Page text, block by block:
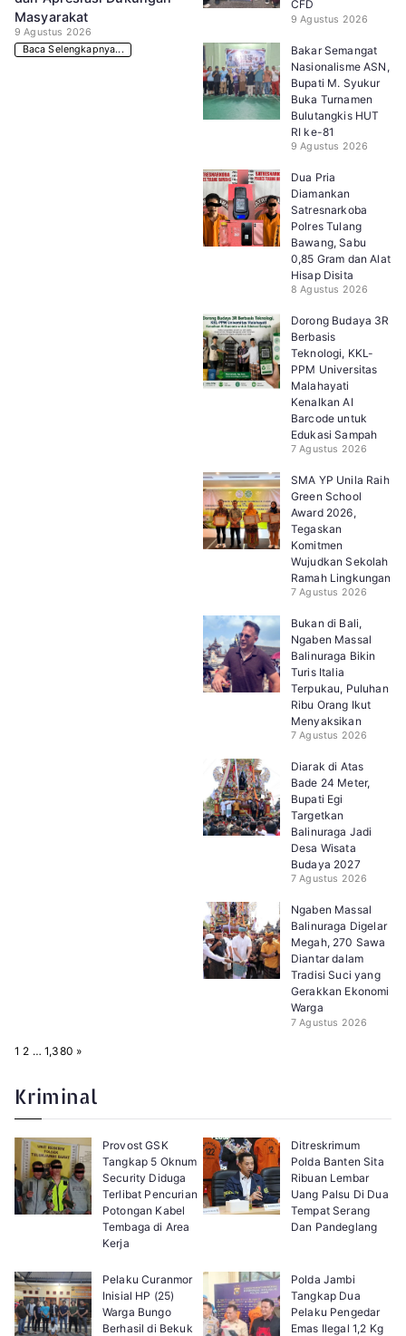
Masyarakat
9 Agustus 2026
Baca Selengkapnya...
CFD
9 Agustus 2026
Bakar Semangat
Nasionalisme ASN,
Bupati M. Syukur
Buka Turnamen
Bulutangkis HUT
RI ke-81
9 Agustus 2026
Dua Pria
Diamankan
Satresnarkoba
Polres Tulang
Bawang, Sabu
0,85 Gram dan Alat
Hisap Disita
8 Agustus 2026
Dorong Budaya 3R
Berbasis
Teknologi, KKL-
PPM Universitas
Malahayati
Kenalkan AI
Barcode untuk
Edukasi Sampah
7 Agustus 2026
SMA YP Unila Raih
Green School
Award 2026,
Tegaskan
Komitmen
Wujudkan Sekolah
Ramah Lingkungan
7 Agustus 2026
Bukan di Bali,
Ngaben Massal
Balinuraga Bikin
Turis Italia
Terpukau, Puluhan
Ribu Orang Ikut
Menyaksikan
7 Agustus 2026
Diarak di Atas
Bade 24 Meter,
Bupati Egi
Targetkan
Balinuraga Jadi
Desa Wisata
Budaya 2027
7 Agustus 2026
Ngaben Massal
Balinuraga Digelar
Megah, 270 Sawa
Diantar dalam
Tradisi Suci yang
Gerakkan Ekonomi
Warga
7 Agustus 2026
P
:
1 2 … 1,380 N
»
Kriminal
Provost GSK
Tangkap 5 Oknum
Security Diduga
Terlibat Pencurian
Potongan Kabel
Tembaga di Area
Kerja
Ditreskrimum
Polda Banten Sita
Ribuan Lembar
Uang Palsu Di Dua
Tempat Serang
Dan Pandeglang
Pelaku Curanmor
Inisial HP (25)
Warga Bungo
Berhasil di Bekuk
Polda Jambi
Tangkap Dua
Pelaku Pengedar
Emas Ilegal 1,2 Kg